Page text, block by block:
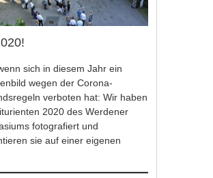
sich in diesem Jahr ein
wegen der Corona-
verboten hat: Wir haben
2020 des Werdener
fotografiert und
sie auf einer eigenen